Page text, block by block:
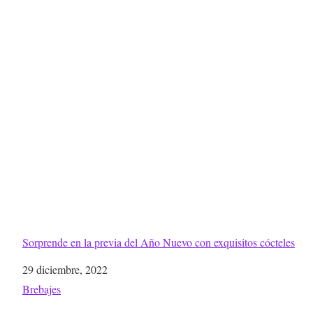
Sorprende en la previa del Año Nuevo con exquisitos cócteles
Fecha
29 diciembre, 2022
Respecto a
Brebajes